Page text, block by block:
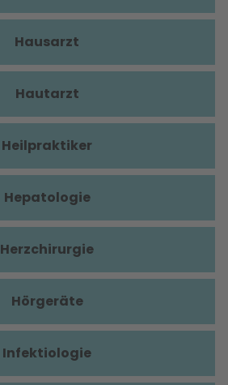
Hausarzt
Hautarzt
Heilpraktiker
Hepatologie
Herzchirurgie
Hörgeräte
Infektiologie